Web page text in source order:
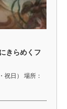
きらめくフ
祝日） 場所：